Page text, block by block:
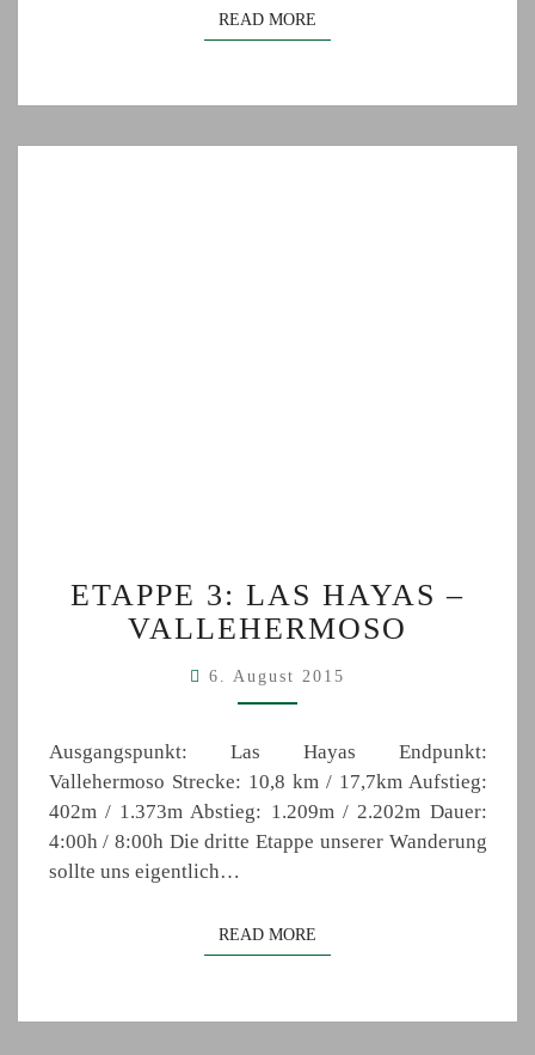
READ MORE
3:
LAS
–
VALLEHERMOSO
ETAPPE 3: LAS HAYAS –
VALLEHERMOSO
6. August 2015
Ausgangspunkt: Las Hayas Endpunkt:
Vallehermoso Strecke: 10,8 km / 17,7km Aufstieg:
402m / 1.373m Abstieg: 1.209m / 2.202m Dauer:
4:00h / 8:00h Die dritte Etappe unserer Wanderung
sollte uns eigentlich…
READ MORE